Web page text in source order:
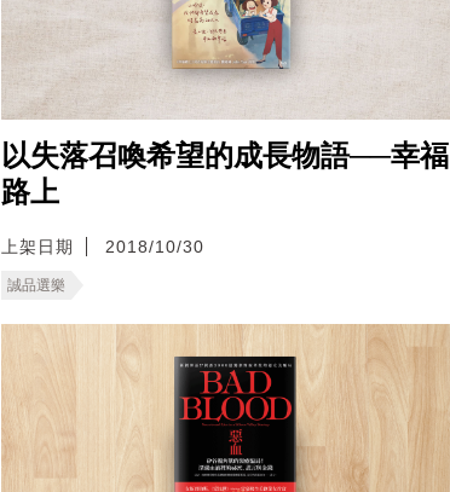
以失落召喚希望的成長物語──幸福
路上
上架日期 2018/10/30
誠品選樂